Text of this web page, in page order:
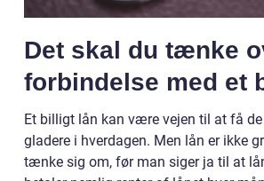
Det skal du tænke
forbindelse med et
Et billigt lån kan være vejen til at få
gladere i hverdagen. Men lån er ikke
tænke sig om, før man siger ja til at